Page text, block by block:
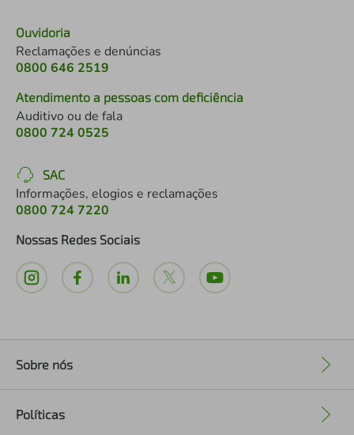
Ouvidoria
Reclamações e denúncias
0800 646 2519
Atendimento a pessoas com deficiência
Auditivo ou de fala
0800 724 0525
SAC
Informações, elogios e reclamações
0800 724 7220
Nossas Redes Sociais
Sobre nós
Políticas